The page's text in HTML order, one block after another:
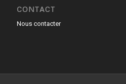
CONTACT
Nous contacter